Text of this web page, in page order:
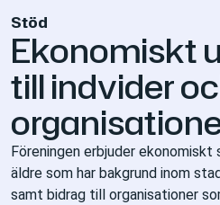
Stöd
Ekonomiskt
till indvider
Föreningen erbjuder
äldre som har bakgrund inom
samt bidrag till organisationer